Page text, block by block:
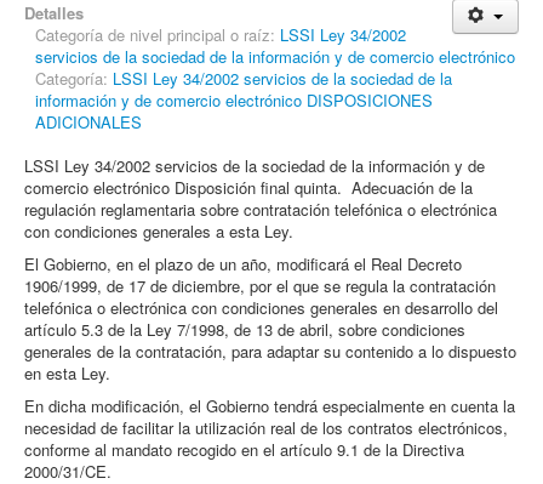
Detalles
Categoría de nivel principal o raíz: LSSI Ley 34/2002
servicios de la sociedad de la información y de comercio electrónico
Categoría: LSSI Ley 34/2002 servicios de la sociedad de la
información y de comercio electrónico DISPOSICIONES
ADICIONALES
LSSI Ley 34/2002 servicios de la sociedad de la información y de
comercio electrónico Disposición final quinta. Adecuación de la
regulación reglamentaria sobre contratación telefónica o electrónica
con condiciones generales a esta Ley.
El Gobierno, en el plazo de un año, modificará el Real Decreto
1906/1999, de 17 de diciembre, por el que se regula la contratación
telefónica o electrónica con condiciones generales en desarrollo del
artículo 5.3 de la Ley 7/1998, de 13 de abril, sobre condiciones
generales de la contratación, para adaptar su contenido a lo dispuesto
en esta Ley.
En dicha modificación, el Gobierno tendrá especialmente en cuenta la
necesidad de facilitar la utilización real de los contratos electrónicos,
conforme al mandato recogido en el artículo 9.1 de la Directiva
2000/31/CE.